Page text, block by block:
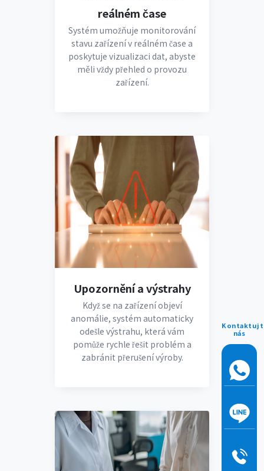
reálném čase
Systém umožňuje monitorování
stavu zařízení v reálném čase a
poskytuje vizualizaci dat, abyste
měli vždy přehled o provozu
zařízení.
Upozornění a výstrahy
Když se na zařízení objeví
anomálie, systém automaticky
odešle výstrahu, která vám
pomůže rychle řešit problém a
zabránit přerušení výroby.
nás